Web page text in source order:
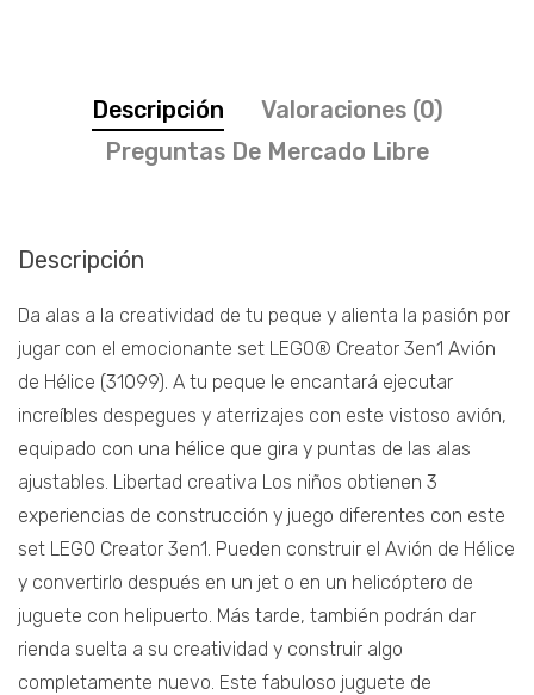
Descripción
Valoraciones (0)
Preguntas De Mercado Libre
Descripción
Da alas a la creatividad de tu peque y alienta la pasión por
jugar con el emocionante set LEGO® Creator 3en1 Avión
de Hélice (31099). A tu peque le encantará ejecutar
increíbles despegues y aterrizajes con este vistoso avión,
equipado con una hélice que gira y puntas de las alas
ajustables. Libertad creativa Los niños obtienen 3
experiencias de construcción y juego diferentes con este
set LEGO Creator 3en1. Pueden construir el Avión de Hélice
y convertirlo después en un jet o en un helicóptero de
juguete con helipuerto. Más tarde, también podrán dar
rienda suelta a su creatividad y construir algo
completamente nuevo. Este fabuloso juguete de